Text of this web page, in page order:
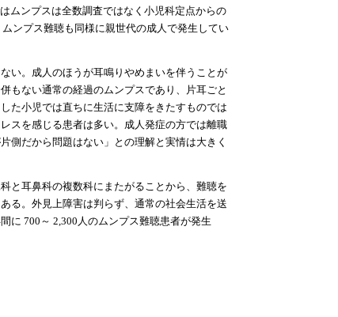
ムンプスは全数調査ではなく小児科定点からの
ンプス難聴も同様に親世代の成人で発生してい
い。成人のほうが耳鳴りやめまいを伴うことが
もない通常の経過のムンプスであり、片耳ごと
た小児では直ちに生活に支障をきたすものでは
スを感じる患者は多い。成人発症の方では離職
側だから問題はない」との理解と実情は大きく
と耳鼻科の複数科にまたがることから、難聴を
る。外見上障害は判らず、通常の社会生活を送
に 700～ 2,300人のムンプス難聴患者が発生